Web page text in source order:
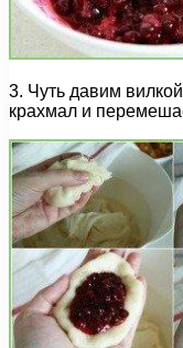
3. Чуть давим
крахмал и